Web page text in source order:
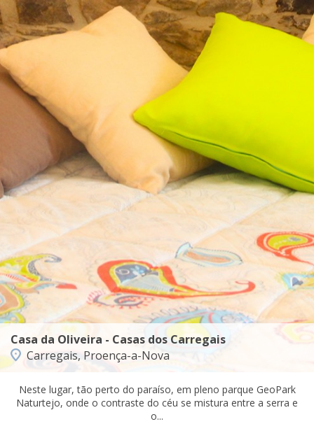
Casa da Oliveira - Casas dos Carregais
Carregais, Proença-a-Nova
Neste lugar, tão perto do paraíso, em pleno parque GeoPark
Naturtejo, onde o contraste do céu se mistura entre a serra e
o...